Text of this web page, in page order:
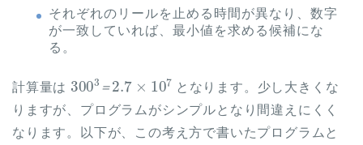
それぞれのリールを止める時間が異なり、数字
が一致していれば、最小値を求める候補にな
る。
計算量は
300 ＝
2.7× 10 7
となります。少し大きくな
りますが、プログラムがシンプルとなり間違えにくく
なります。以下が、この考え方で書いたプログラムと